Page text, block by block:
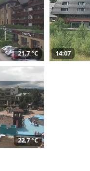
21,7 °C 14:07
22,7 °C